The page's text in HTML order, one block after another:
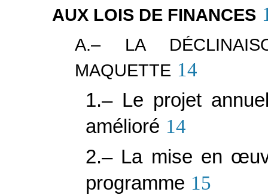
AUX LOIS DE FINANCES
A.– LA
MAQUETTE 14
1.– Le projet
amélioré 14
2.– La mise en œ
programme 15